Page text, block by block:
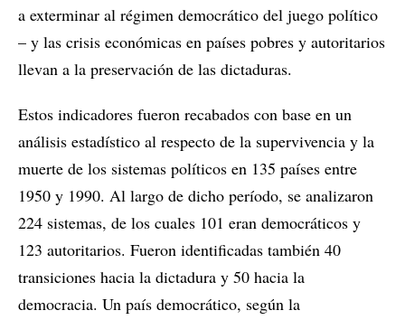
a exterminar al régimen democrático del juego político
– y las crisis económicas en países pobres y autoritarios
llevan a la preservación de las dictaduras.
Estos indicadores fueron recabados con base en un
análisis estadístico al respecto de la supervivencia y la
muerte de los sistemas políticos en 135 países entre
1950 y 1990. Al largo de dicho período, se analizaron
224 sistemas, de los cuales 101 eran democráticos y
123 autoritarios. Fueron identificadas también 40
transiciones hacia la dictadura y 50 hacia la
democracia. Un país democrático, según la